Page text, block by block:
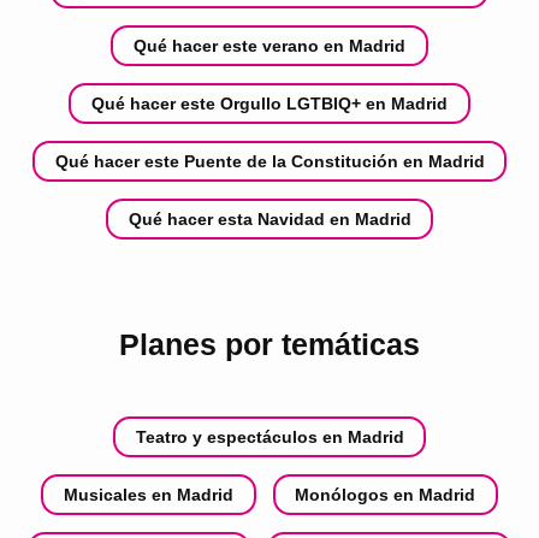
Qué hacer este verano en Madrid
Qué hacer este Orgullo LGTBIQ+ en Madrid
Qué hacer este Puente de la Constitución en Madrid
Qué hacer esta Navidad en Madrid
Planes por temáticas
Teatro y espectáculos en Madrid
Musicales en Madrid Monólogos en Madrid